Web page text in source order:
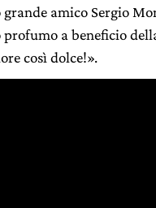
amico Sergio
a beneficio
così dolce!».